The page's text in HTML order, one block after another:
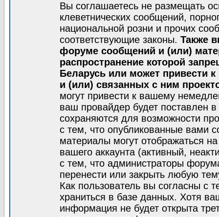
Вы соглашаетесь не размещать
клеветнических сообщений,
национальной розни и прочих
соответствующие законы. Также
форуме сообщений и (или)
распространение которой
Беларусь или может привести
и (или) связанных с ним
могут привести к вашему
ваш провайдер будет поставлен
сохраняются для возможности
с тем, что опубликованные вами
материалы могут отображаться
вашего аккаунта (активный,
с тем, что администраторы
перенести или закрыть любую
Как пользователь вы согласны с
храниться в базе данных. Хотя
информация не будет открыта